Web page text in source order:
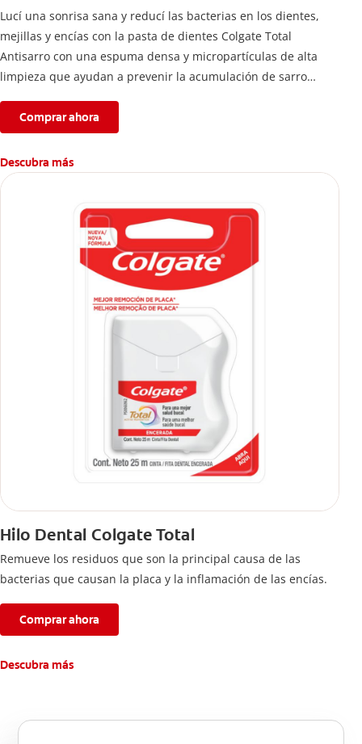
Lucí una sonrisa sana y reducí las bacterias en los dientes,
mejillas y encías con la pasta de dientes Colgate Total
Antisarro con una espuma densa y micropartículas de alta
limpieza que ayudan a prevenir la acumulación de sarro
Comprar ahora
Descubra más
Hilo Dental Colgate Total
Remueve los residuos que son la principal causa de las
bacterias que causan la placa y la inflamación de las encías.
Comprar ahora
Descubra más